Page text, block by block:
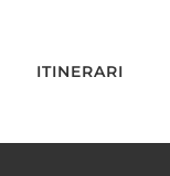
ITINERARI